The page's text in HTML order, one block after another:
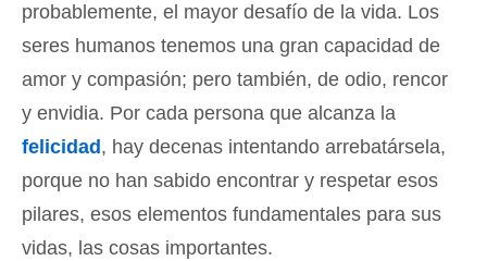
probablemente, el mayor desafío de la vida. Los
seres humanos tenemos una gran capacidad de
amor y compasión; pero también, de odio, rencor
y envidia. Por cada persona que alcanza la
felicidad , hay decenas intentando arrebatársela,
porque no han sabido encontrar y respetar esos
pilares, esos elementos fundamentales para sus
vidas, las cosas importantes.